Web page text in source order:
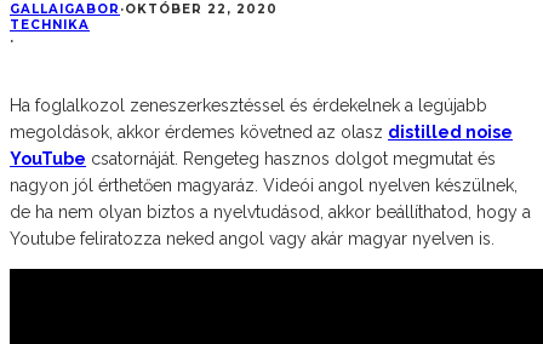
GALLAIGABOR ·OKTÓBER 22, 2020
TECHNIKA
·
Ha foglalkozol zeneszerkesztéssel és érdekelnek a legújabb
megoldások, akkor érdemes követned az olasz distilled noise
YouTube csatornáját. Rengeteg hasznos dolgot megmutat és
nagyon jól érthetően magyaráz. Videói angol nyelven készülnek,
de ha nem olyan biztos a nyelvtudásod, akkor beállíthatod, hogy a
Youtube feliratozza neked angol vagy akár magyar nyelven is.